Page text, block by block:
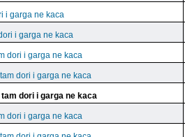
i garga ne kaca
i garga ne kaca
dori i garga ne kaca
dori i garga ne kaca
tam dori i garga ne kaca
dori i garga ne kaca